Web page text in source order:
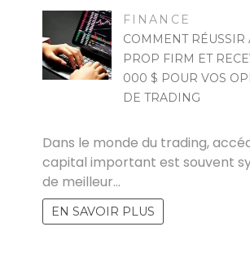
FINANCE
COMMENT RÉUSSIR
PROP FIRM ET
000 $ POUR VOS
DE TRADING
Dans le monde du trading,
capital important est souvent
de meilleur…
EN SAVOIR PLUS